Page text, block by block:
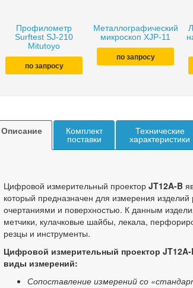
Профилометр
Surftest SJ-210
Mitutoyo
по запросу
Металлографический
микроскоп XJP-11
по запросу
Описание
Комплект
поставки
Технические
характеристики
Цифровой измерительный проектор JT12A-B
который предназначен для измерения
очертаниями и поверхностью. К данным
метчики, кулачковые шайбы, лекала,
резцы и инструменты.
Цифровой измерительный проектор
виды измерений:
Сопоставление измерений со